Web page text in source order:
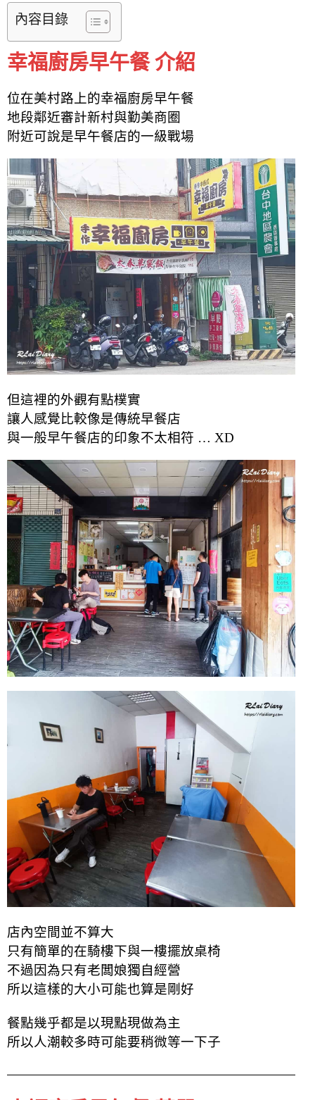
內容目錄
幸福廚房早午餐 介紹
位在美村路上的幸福廚房早午餐
地段鄰近審計新村與勤美商圈
附近可說是早午餐店的一級戰場
但這裡的外觀有點樸實
讓人感覺比較像是傳統早餐店
與一般早午餐店的印象不太相符 … XD
店內空間並不算大
只有簡單的在騎樓下與一樓擺放桌椅
不過因為只有老闆娘獨自經營
所以這樣的大小可能也算是剛好
餐點幾乎都是以現點現做為主
所以人潮較多時可能要稍微等一下子